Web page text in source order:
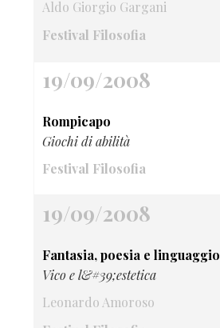
Aldo Giorgio Gargani
Festival Filosofia
19/09/2008
Rompicapo
Giochi di abilità
Festival Filosofia
19/09/2008
Fantasia, poesia e linguaggio
Vico e l&#39;estetica
Leonardo Amoroso